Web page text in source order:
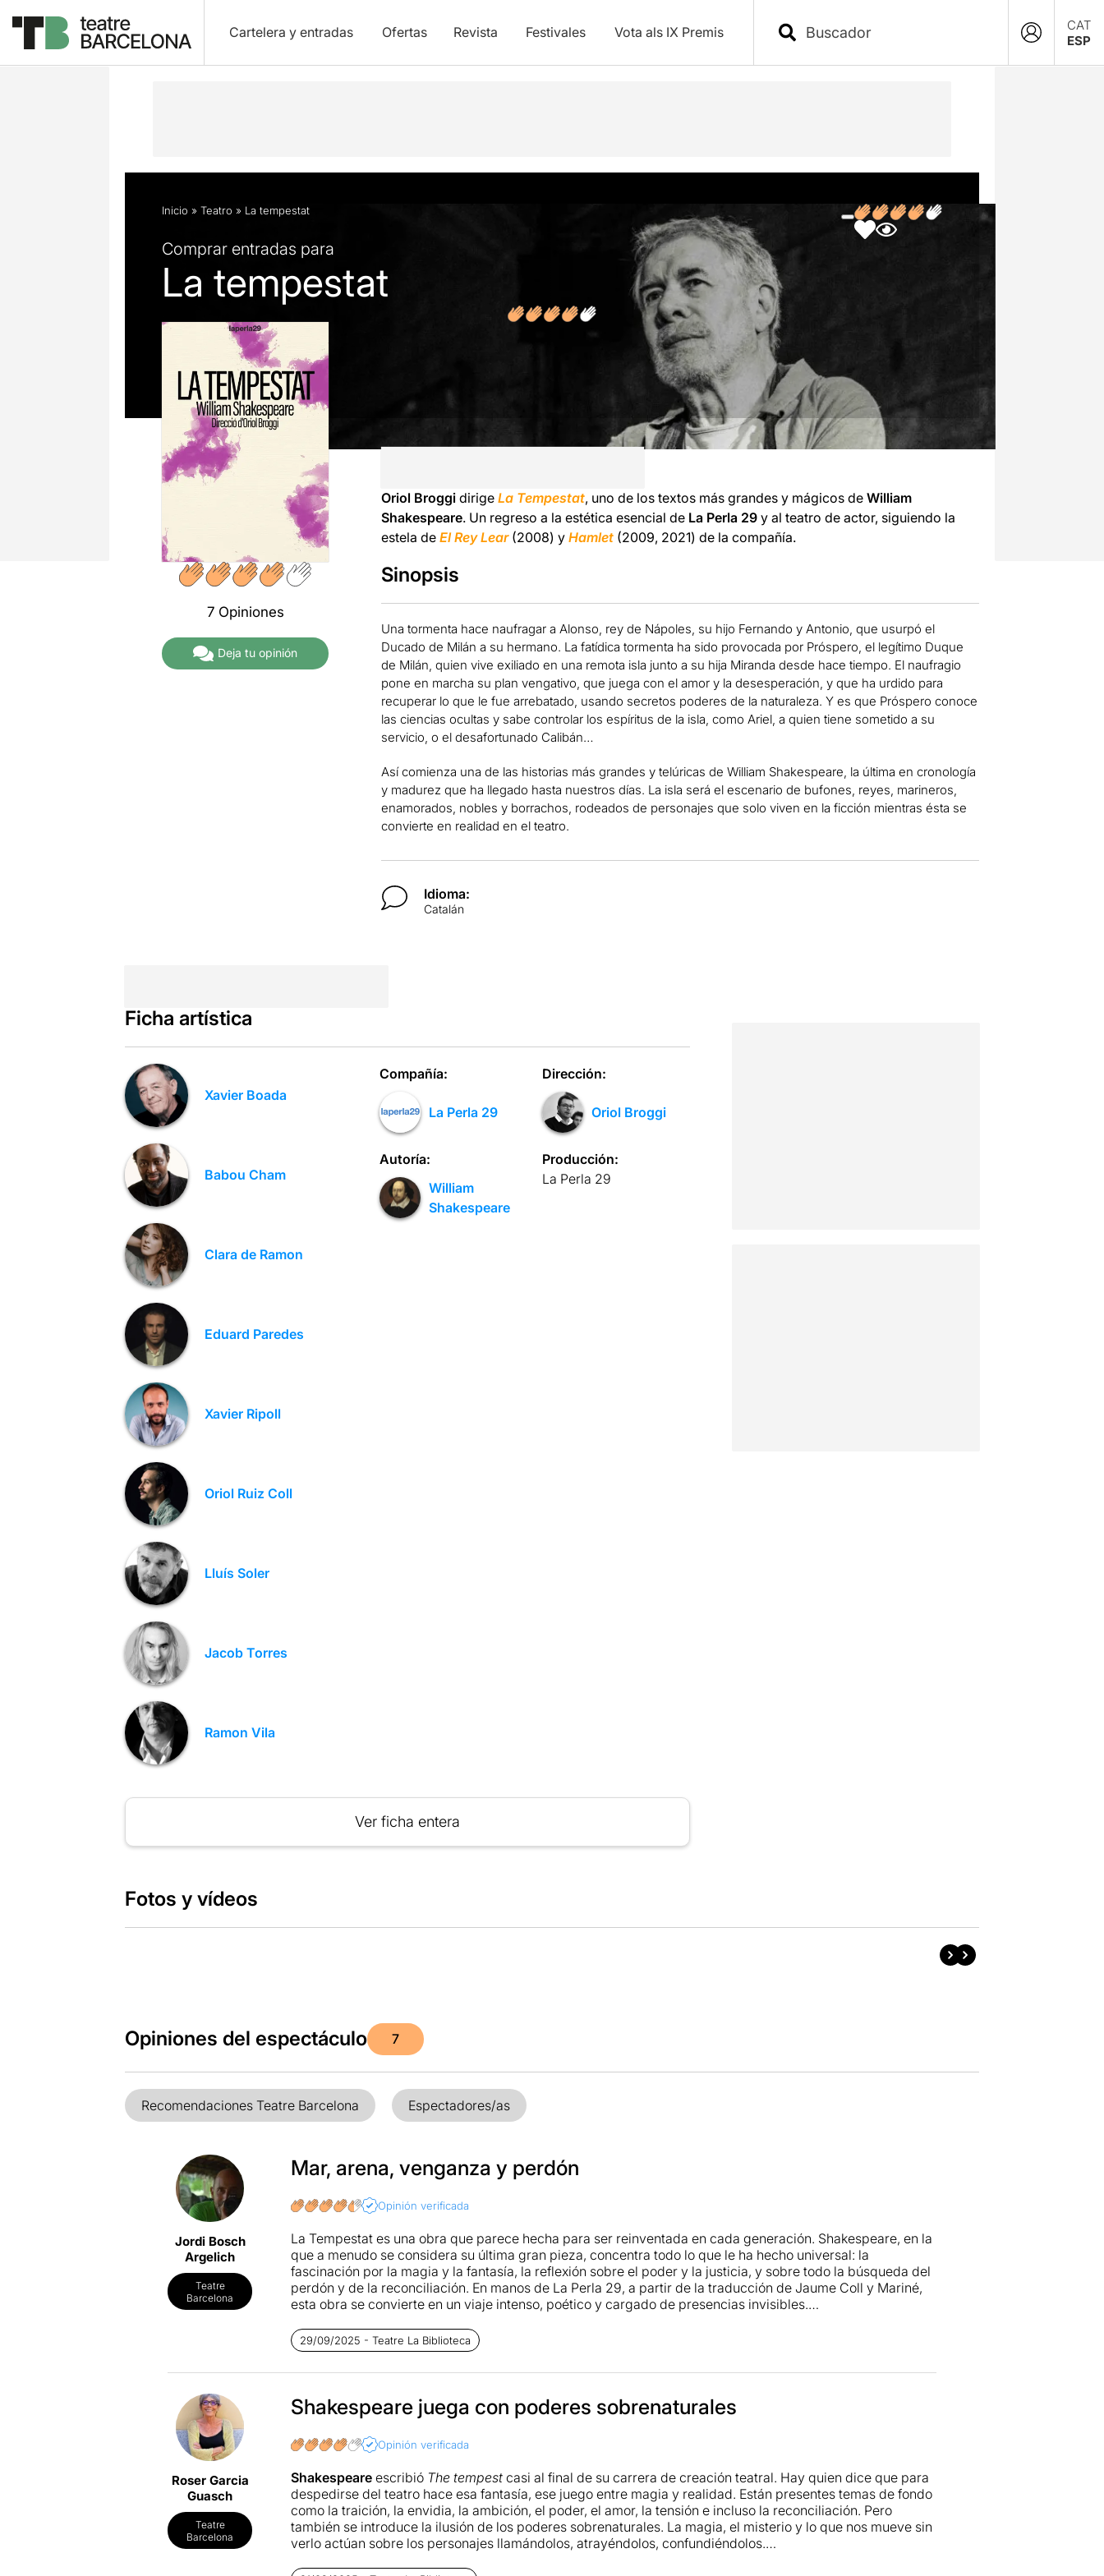
Cartelera y entradas Ofertas Revista Festivales Vota als IX Premis
CAT
ESP
Descripción Ficha artística Fotos y vídeos Opiniones Artículos
Inicio » Teatro » La tempestat
Comprar entradas para
La tempestat
7 Opiniones
Deja tu opinión
Oriol Broggidirige La Tempestat, uno de los textos más grandes y mágicos de William
Shakespeare. Un regreso a la estética esencial de La Perla 29y al teatro de actor, siguiendo la
estela de El Rey Lear(2008) y Hamlet (2009, 2021) de la compañía.
Sinopsis
Una tormenta hace naufragar a Alonso, rey de Nápoles, su hijo Fernando y Antonio, que usurpó el
Ducado de Milán a su hermano. La fatídica tormenta ha sido provocada por Próspero, el legítimo Duque
de Milán, quien vive exiliado en una remota isla junto a su hija Miranda desde hace tiempo. El naufragio
pone en marcha su plan vengativo, que juega con el amor y la desesperación, y que ha urdido para
recuperar lo que le fue arrebatado, usando secretos poderes de la naturaleza. Y es que Próspero conoce
las ciencias ocultas y sabe controlar los espíritus de la isla, como Ariel, a quien tiene sometido a su
servicio, o el desafortunado Calibán…
Así comienza una de las historias más grandes y telúricas de William Shakespeare, la última en cronología
y madurez que ha llegado hasta nuestros días. La isla será el escenario de bufones, reyes, marineros,
enamorados, nobles y borrachos, rodeados de personajes que solo viven en la ficción mientras ésta se
convierte en realidad en el teatro.
Idioma:
Catalán
Ficha artística
Xavier Boada
Babou Cham
Clara de Ramon
Eduard Paredes
Xavier Ripoll
Oriol Ruiz Coll
Lluís Soler
Jacob Torres
Ramon Vila
Compañía:
La Perla 29
Dirección:
Oriol Broggi
Autoría:
William
Shakespeare
Producción:
La Perla 29
Ver ficha entera
Fotos y vídeos
Opiniones del espectáculo 7
Recomendaciones Teatre Barcelona Espectadores/as
Jordi Bosch
Argelich
Teatre
Barcelona
Mar, arena, venganza y perdón
Opinión verificada
La Tempestat es una obra que parece hecha para ser reinventada en cada generación. Shakespeare, en la
que a menudo se considera su última gran pieza, concentra todo lo que le ha hecho universal: la
fascinación por la magia y la fantasía, la reflexión sobre el poder y la justicia, y sobre todo la búsqueda del
perdón y de la reconciliación. En manos de La Perla 29, a partir de la traducción de Jaume Coll y Mariné,
esta obra se convierte en un viaje intenso, poético y cargado de presencias invisibles.
convertido al Teatro de la Biblioteca en un espacio reconocible, casi sagrado, donde la proximidad y la
sencillez material se convierten en sus instrumentos. Aquí no hay grandes efectos digitales ni
escenografías exuberantes: hay tierra, arena, troncos, una iluminación que parece surgida de las propias
misterio y de intimidad que encaja a la perfección con el universo de La Tempestat.
El texto de Shakespeare se mueve a caballo entre la comedia y la tragedia, y oscila entre la aventura
marinera y la alegoría moral. En este sentido, la producción sabe respetar la dimensión mítica de la obra
sin perder a la humanidad de los personajes. Próspero, Miranda, Ariel o Calibán no son simples figuras
transmitir.
Uno de los grandes atractivos del montaje es la interpretación de Lluís Soler como Próspero. Su presencia
escénica tiene una fuerza magnética: cada pausa, cada silencio, cada modulación de la voz da sentido a
un personaje que es a la vez brujo, padre y gobernante destronado. Su Próspero transmite sabiduría y
cansancio, odio y ternura, y al final se convierte en el corazón moral de la obra. A su lado, Clara de Ramon
aporta frescura y verdad a Miranda, mostrándola curiosa y esperanzada.
29/09/2025 - Teatre La Biblioteca
Roser Garcia
Guasch
Teatre
Barcelona
Shakespeare juega con poderes sobrenaturales
Opinión verificada
Shakespeareescribió The tempestcasi al final de su carrera de creación teatral. Hay quien dice que para
despedirse del teatro hace esa fantasía, ese juego entre magia y realidad. Están presentes temas de fondo
como la traición, la envidia, la ambición, el poder, el amor, la tensión e incluso la reconciliación. Pero
también se introduce la ilusión de los poderes sobrenaturales. La magia, el misterio y lo que nos mueve sin
verlo actúan sobre los personajes llamándolos, atrayéndolos, confundiéndolos.